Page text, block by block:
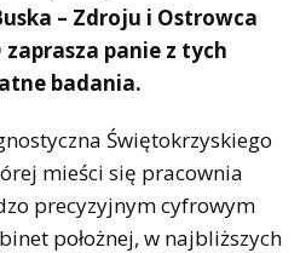
– Zdroju i Ostrowca
zaprasza panie z tych
badania.
Świętokrzyskiego
mieści się pracownia
precyzyjnym cyfrowym
położnej, w najbliższych